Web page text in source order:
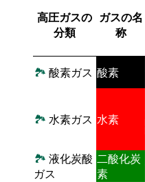
高圧ガスの
分類
ガスの名
称
🏞 酸素ガス 酸素
🏞 水素ガス 水素
🏞 液化炭酸
ガス
二酸化炭
素